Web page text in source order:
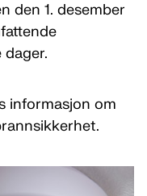
den 1. desember
informasjon om